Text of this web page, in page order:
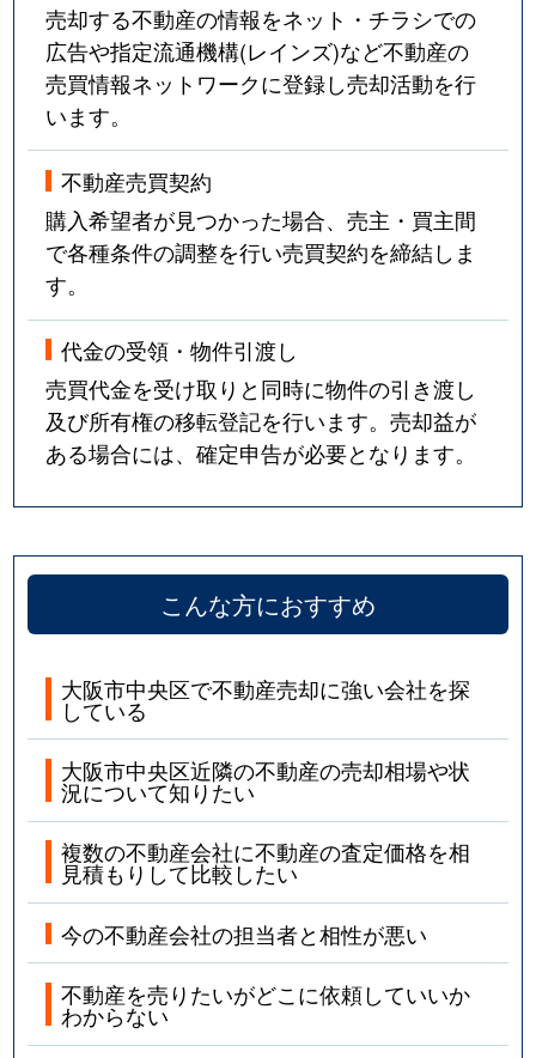
売却する不動産の情報をネット・チラシでの
広告や指定流通機構(レインズ)など不動産の
売買情報ネットワークに登録し売却活動を行
います。
不動産売買契約
購入希望者が見つかった場合、売主・買主間
で各種条件の調整を行い売買契約を締結しま
す。
代金の受領・物件引渡し
売買代金を受け取りと同時に物件の引き渡し
及び所有権の移転登記を行います。売却益が
ある場合には、確定申告が必要となります。
こんな方におすすめ
大阪市中央区で不動産売却に強い会社を探
している
大阪市中央区近隣の不動産の売却相場や状
況について知りたい
複数の不動産会社に不動産の査定価格を相
見積もりして比較したい
今の不動産会社の担当者と相性が悪い
不動産を売りたいがどこに依頼していいか
わからない